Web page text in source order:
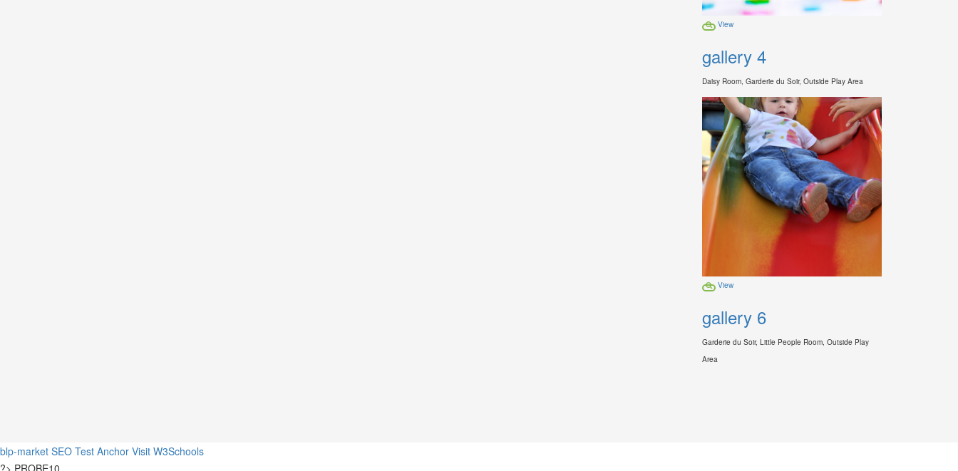
View
gallery 4
Daisy Room, Garderie du Soir, Outside Play Area
View
gallery 6
Garderie du Soir, Little People Room, Outside Play
Area
blp-market SEO Test Anchor Visit W3Schools
?>